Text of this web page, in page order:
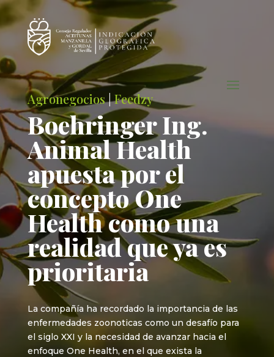
Agronegocios|Feedzy
Boehringer Ing.
Animal Health
apuesta por el
concepto One
Health como una
realidad que ya es
prioritaria
La compañía ha recordado la importancia de las
enfermedades zoonoticas como un desafío para
el siglo XXI y la necesidad de avanzar hacia el
enfoque One Health, en el que exista la